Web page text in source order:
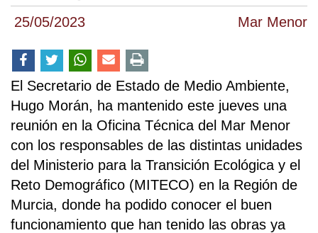
25/05/2023 Mar Menor
El Secretario de Estado de Medio Ambiente,
Hugo Morán, ha mantenido este jueves una
reunión en la Oficina Técnica del Mar Menor
con los responsables de las distintas unidades
del Ministerio para la Transición Ecológica y el
Reto Demográfico (MITECO) en la Región de
Murcia, donde ha podido conocer el buen
funcionamiento que han tenido las obras ya